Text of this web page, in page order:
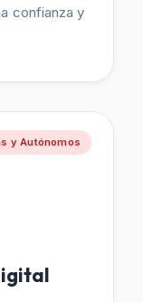
confianza y
y Autónomos